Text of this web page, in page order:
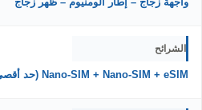
الشرائح
Nano-SIM + Nano-SIM + eSIM (حد أقصى شريحتين نشطتين)